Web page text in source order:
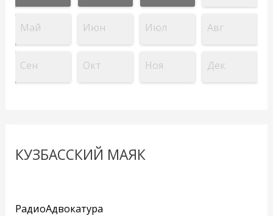
Май Июн Июл Авг
Сен Окт Ноя Дек
КУЗБАССКИЙ МАЯК
РадиоАдвокатура